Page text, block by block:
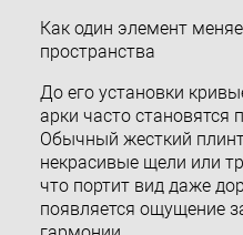
Как один элемент
пространства
До его установки
арки часто становятся
Обычный жесткий
некрасивые щели или
что портит вид даже
появляется ощущение